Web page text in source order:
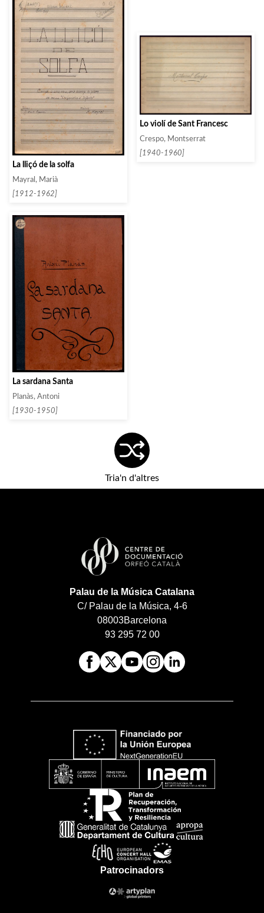
La lliçó de la solfa
Mayral, Marià
[1912-1962]
Lo violí de Sant Francesc
Crespo, Montserrat
[1940-1960]
La sardana Santa
Planàs, Antoni
[1930-1950]
Tria'n d'altres
Palau de la Música Catalana
C/ Palau de la Música, 4-6
08003Barcelona
93 295 72 00
Patrocinadors